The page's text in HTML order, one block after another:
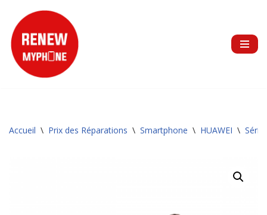
Aller
au
contenu
Accueil \ Prix des Réparations \ Smartphone \ HUAWEI \